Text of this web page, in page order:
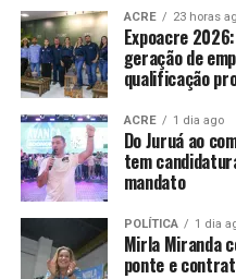
ACRE 23 horas
Expoacre
geração de
qualificação
ACRE 1 dia ago
Do Juruá ao
tem
mandato
POLÍTICA 1 dia
Mirla Miranda
ponte e